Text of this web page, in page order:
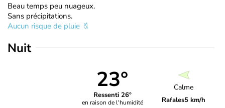
Beau temps peu nuageux.
Sans précipitations.
Aucun risque de pluie
Nuit
23°
Ressenti 26°
en raison de l'humidité
Calme
Rafales5 km/h